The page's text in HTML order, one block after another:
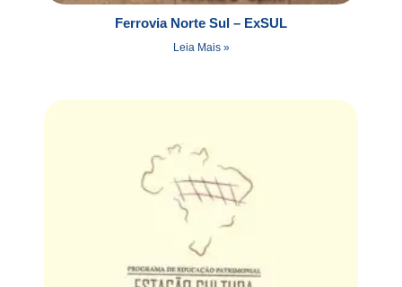
Ferrovia Norte Sul – ExSUL
Leia Mais »